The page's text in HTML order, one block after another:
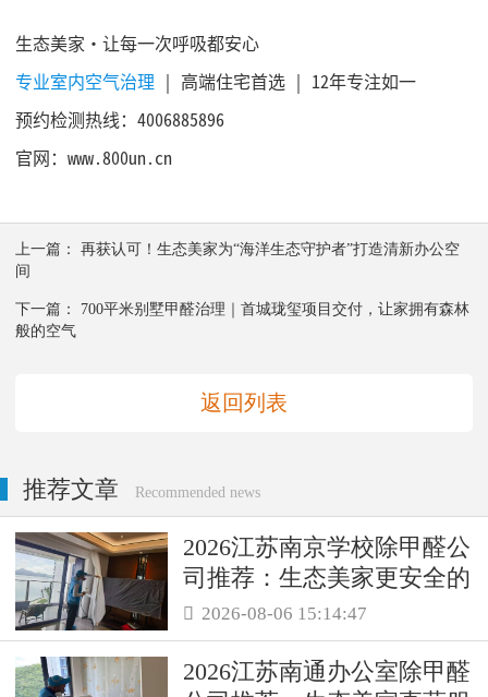
生态美家 ·让每一次呼吸都安心
专业室内空气治理 | 高端住宅首选 | 12年专注如一
预约检测热线： 4006885896
官网： www.800un.cn
上一篇：
再获认可！生态美家为“海洋生态守护者”打造清新办公空
间
下一篇：
700平米别墅甲醛治理｜首城珑玺项目交付，让家拥有森林
般的空气
返回列表
推荐文章 Recommended news
2026江苏南京学校除甲醛公
司推荐：生态美家更安全的
母婴级治理服务！
 2026-08-06 15:14:47
2026江苏南通办公室除甲醛